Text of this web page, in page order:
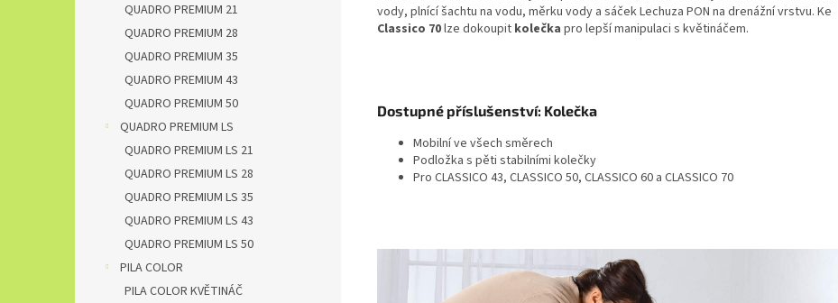
QUADRO PREMIUM 21
QUADRO PREMIUM 28
QUADRO PREMIUM 35
QUADRO PREMIUM 43
QUADRO PREMIUM 50
QUADRO PREMIUM LS
QUADRO PREMIUM LS 21
QUADRO PREMIUM LS 28
QUADRO PREMIUM LS 35
QUADRO PREMIUM LS 43
QUADRO PREMIUM LS 50
PILA COLOR
PILA COLOR KVĚTINÁČ
vody, plnící šachtu na vodu, měrku vody a sáček Lechuza PON na drenážní vrstvu. Ke
Classico 70lze dokoupit kolečka pro lepší manipulaci s květináčem.
Dostupné příslušenství: Kolečka
Mobilní ve všech směrech
Podložka s pěti stabilními kolečky
Pro CLASSICO 43, CLASSICO 50, CLASSICO 60 a CLASSICO 70